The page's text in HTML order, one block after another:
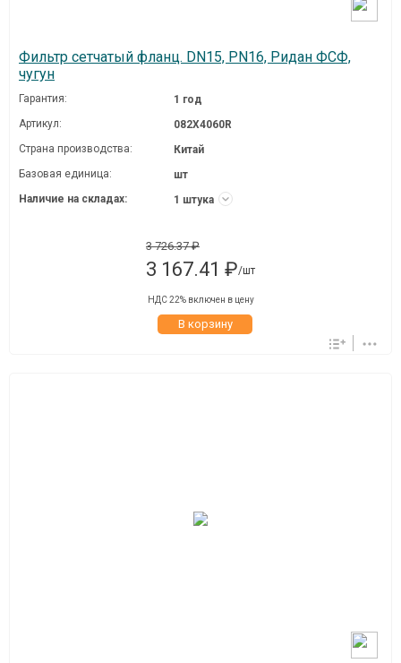
Фильтр сетчатый фланц. DN15, PN16, Ридан ФСФ,
чугун
Гарантия:
1 год
Артикул:
082X4060R
Страна производства:
Китай
Базовая единица:
шт
Наличие на складах:
1 штука
3 726.37 ₽
3 167.41 ₽/шт
НДС 22% включен в цену
В корзину